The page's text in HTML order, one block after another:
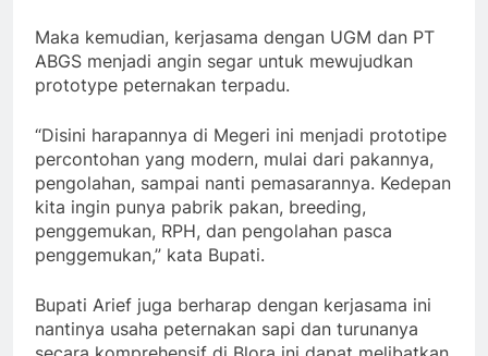
Maka kemudian, kerjasama dengan UGM dan PT
ABGS menjadi angin segar untuk mewujudkan
prototype peternakan terpadu.
“Disini harapannya di Megeri ini menjadi prototipe
percontohan yang modern, mulai dari pakannya,
pengolahan, sampai nanti pemasarannya. Kedepan
kita ingin punya pabrik pakan, breeding,
penggemukan, RPH, dan pengolahan pasca
penggemukan,” kata Bupati.
Bupati Arief juga berharap dengan kerjasama ini
nantinya usaha peternakan sapi dan turunanya